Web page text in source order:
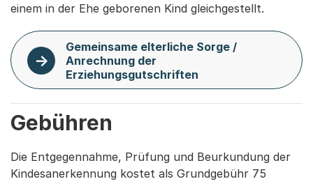
einem in der Ehe geborenen Kind gleichgestellt.
Gemeinsame elterliche Sorge /
Anrechnung der
Erziehungsgutschriften
Gebühren
Die Entgegennahme, Prüfung und Beurkundung der
Kindesanerkennung kostet als Grundgebühr 75